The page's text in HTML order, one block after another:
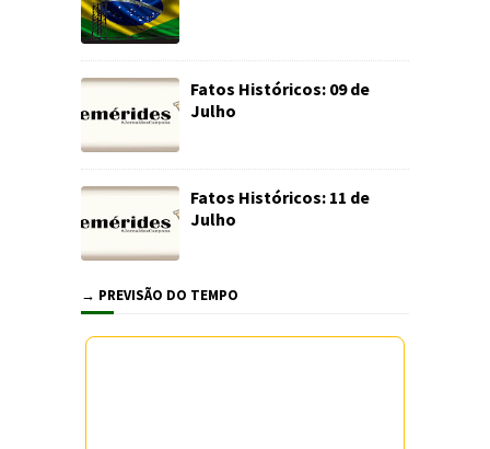
Fatos Históricos: 09 de
Julho
Fatos Históricos: 11 de
Julho
→ PREVISÃO DO TEMPO